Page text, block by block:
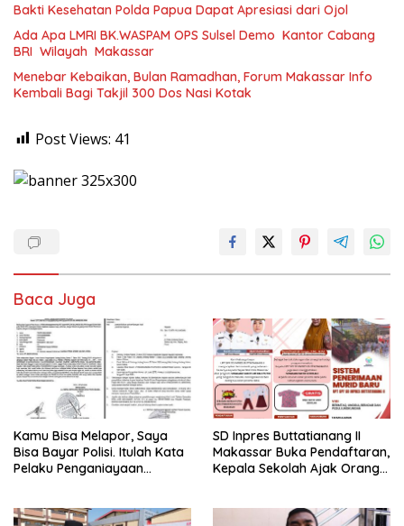
Bakti Kesehatan Polda Papua Dapat Apresiasi dari Ojol
Ada Apa LMRI BK.WASPAM OPS Sulsel Demo Kantor Cabang
BRI Wilayah Makassar
Menebar Kebaikan, Bulan Ramadhan, Forum Makassar Info
Kembali Bagi Takjil 300 Dos Nasi Kotak
Post Views: 41
Baca Juga
Kamu Bisa Melapor, Saya
Bisa Bayar Polisi. Itulah Kata
Pelaku Penganiayaan
Ini Belum Di Tangkap
SD Inpres Buttatianang II
Makassar Buka Pendaftaran,
Kepala Sekolah Ajak Orang